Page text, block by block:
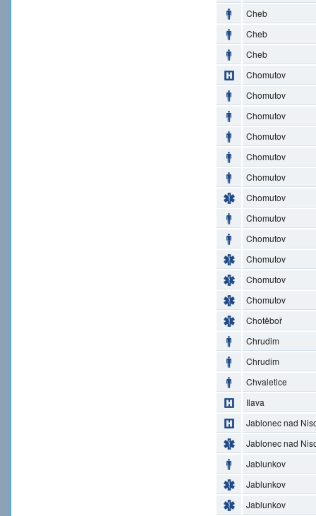
Cheb
Cheb
Cheb
Chomutov
Chomutov
Chomutov
Chomutov
Chomutov
Chomutov
Chomutov
Chomutov
Chomutov
Chomutov
Chomutov
Chomutov
Chotěboř
Chrudim
Chrudim
Chvaletice
Ilava
Jablonec nad
Jablonec nad
Jablunkov
Jablunkov
Jablunkov